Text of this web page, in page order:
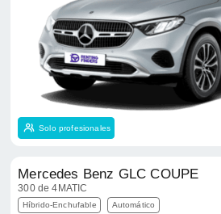
Solo profesionales
Mercedes Benz GLC COUPE
300 de 4MATIC
Híbrido-Enchufable Automático